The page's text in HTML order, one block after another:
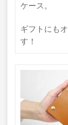
ケース。
ギフトにも
す！